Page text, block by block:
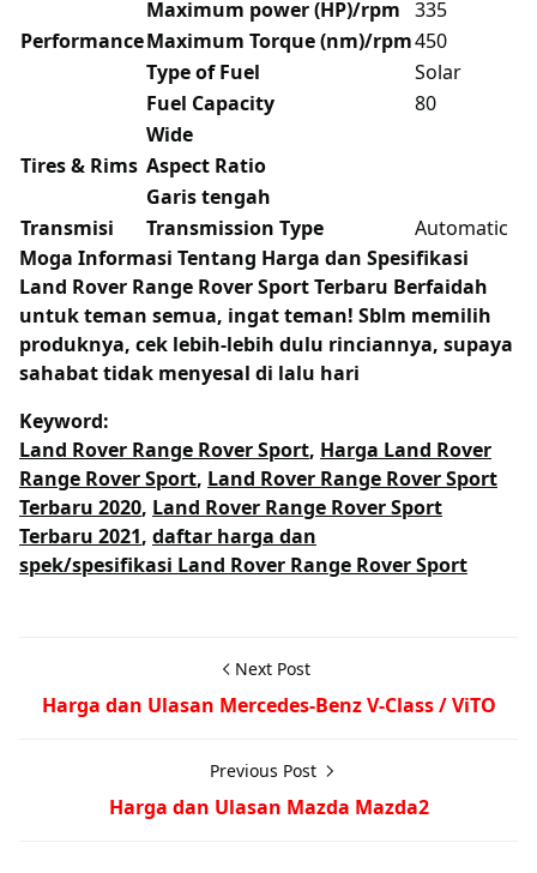
Performance
Maximum power (HP)/rpm 335
Maximum Torque (nm)/rpm450
Type of Fuel
Solar
Fuel Capacity
80
Tires & Rims
Wide
Aspect Ratio
Garis tengah
Transmisi
Transmission Type
Automatic
Moga Informasi Tentang Harga dan Spesifikasi
Land Rover Range Rover Sport Terbaru Berfaidah
untuk teman semua, ingat teman! Sblm memilih
produknya, cek lebih-lebih dulu rinciannya, supaya
sahabat tidak menyesal di lalu hari
Keyword:
Land Rover Range Rover Sport, Harga Land Rover
Range Rover Sport, Land Rover Range Rover Sport
Terbaru 2020, Land Rover Range Rover Sport
Terbaru 2021, daftar harga dan
spek/spesifikasi Land Rover Range Rover Sport
Next Post
Harga dan Ulasan Mercedes-Benz V-Class / ViTO
Previous Post
Harga dan Ulasan Mazda Mazda2